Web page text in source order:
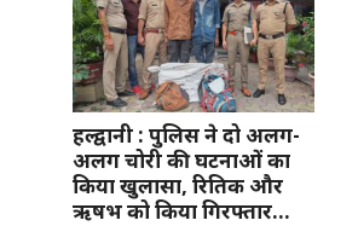
हल्द्वानी : पुलिस ने दो अलग-
अलग चोरी की घटनाओं का
किया खुलासा, रितिक और
ऋषभ को किया गिरफ्तार…